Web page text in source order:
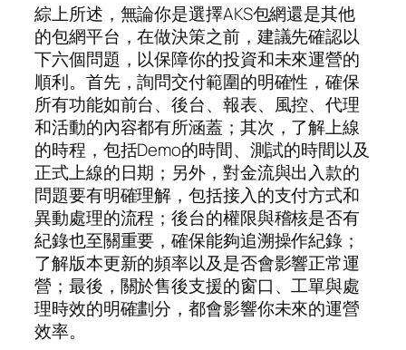
綜上所述，無論你是選擇AKS包網還是其他
的包網平台，在做決策之前，建議先確認以
下六個問題，以保障你的投資和未來運營的
順利。首先，詢問交付範圍的明確性，確保
所有功能如前台、後台、報表、風控、代理
和活動的內容都有所涵蓋；其次，了解上線
的時程，包括Demo的時間、測試的時間以及
正式上線的日期；另外，對金流與出入款的
問題要有明確理解，包括接入的支付方式和
異動處理的流程；後台的權限與稽核是否有
紀錄也至關重要，確保能夠追溯操作紀錄；
了解版本更新的頻率以及是否會影響正常運
營；最後，關於售後支援的窗口、工單與處
理時效的明確劃分，都會影響你未來的運營
效率。